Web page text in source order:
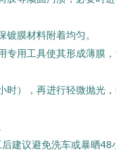
膜材料附着均匀。
专用工具使其形成薄膜
时），再进行轻微抛光
建议避免洗车或暴晒48